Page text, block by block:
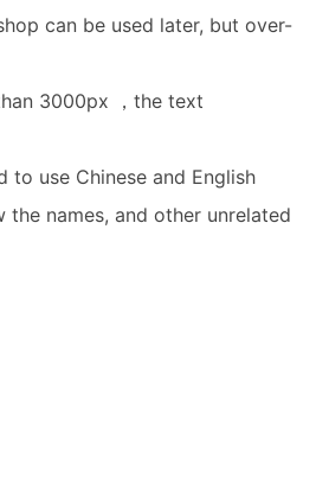
can be used later, but over-
3000px ，the text
to use Chinese and English
names, and other unrelated